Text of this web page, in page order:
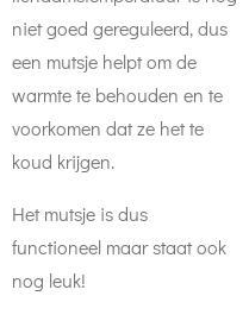
niet goed gereguleerd, dus
een mutsje helpt om de
warmte te behouden en te
voorkomen dat ze het te
koud krijgen.
Het mutsje is dus
functioneel maar staat ook
nog leuk!